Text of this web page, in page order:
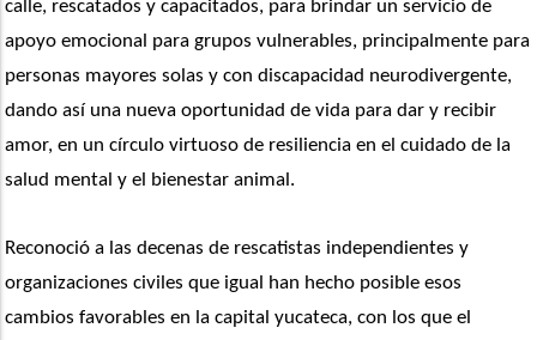
calle, rescatados y capacitados, para brindar un servicio de
apoyo emocional para grupos vulnerables, principalmente para
personas mayores solas y con discapacidad neurodivergente,
dando así una nueva oportunidad de vida para dar y recibir
amor, en un círculo virtuoso de resiliencia en el cuidado de la
salud mental y el bienestar animal.
Reconoció a las decenas de rescatistas independientes y
organizaciones civiles que igual han hecho posible esos
cambios favorables en la capital yucateca, con los que el